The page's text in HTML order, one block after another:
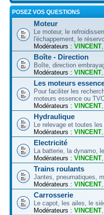
POSEZ VOS QUESTIONS
Moteur
Le moteur, le
l'échappement, le
Modérateurs : VINCENT
Boîte - Direction
Boîte, direction
Modérateurs : VINCENT
Les moteurs
Pour faciliter les
moteurs essence ou
Modérateurs : VINCENT
Hydraulique
Le relevage et toutes les
Modérateurs : VINCENT
Electricité
La batterie, la dynamo,
Modérateurs : VINCENT
Trains roulants
Jantes, pneumatiques,
Modérateurs : VINCENT
Carrosserie
Le capot, les ailes, le
Modérateurs : VINCENT